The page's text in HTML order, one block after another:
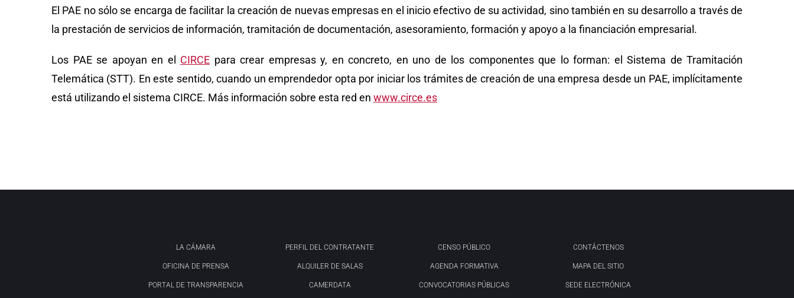
El PAE no sólo se encarga de facilitar la creación de nuevas empresas en el inicio efectivo de su actividad, sino también en su desarrollo a través de
la prestación de servicios de información, tramitación de documentación, asesoramiento, formación y apoyo a la financiación empresarial.
Los PAE se apoyan en el CIRCE para crear empresas y, en concreto, en uno de los componentes que lo forman: el Sistema de Tramitación
Telemática (STT). En este sentido, cuando un emprendedor opta por iniciar los trámites de creación de una empresa desde un PAE, implícitamente
está utilizando el sistema CIRCE. Más información sobre esta red en www.circe.es
LA CÁMARA
OFICINA DE PRENSA
PORTAL DE TRANSPARENCIA
PERFIL DEL CONTRATANTE
ALQUILER DE SALAS
CAMERDATA
CENSO PÚBLICO
AGENDA FORMATIVA
CONVOCATORIAS PÚBLICAS
CONTÁCTENOS
MAPA DEL SITIO
SEDE ELECTRÓNICA